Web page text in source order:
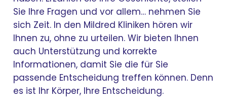
Sie Ihre Fragen und vor allem… nehmen Sie
sich Zeit. In den Mildred Kliniken hören wir
Ihnen zu, ohne zu urteilen. Wir bieten Ihnen
auch Unterstützung und korrekte
Informationen, damit Sie die für Sie
passende Entscheidung treffen können. Denn
es ist Ihr Körper, Ihre Entscheidung.